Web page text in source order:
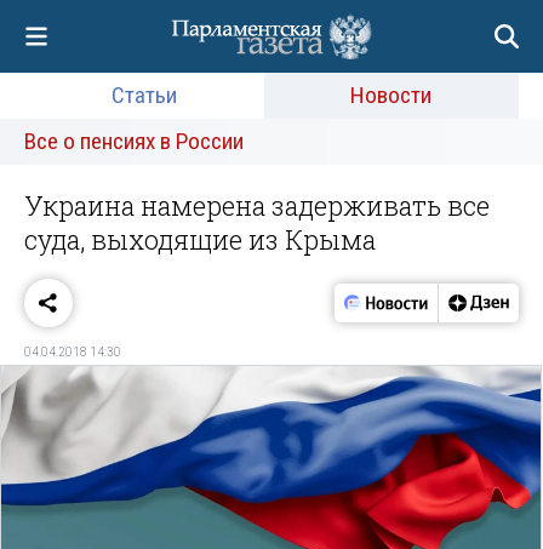
Статьи
Новости
Все о пенсиях в России
Украина намерена задерживать все
суда, выходящие из Крыма
04.04.2018 14:30